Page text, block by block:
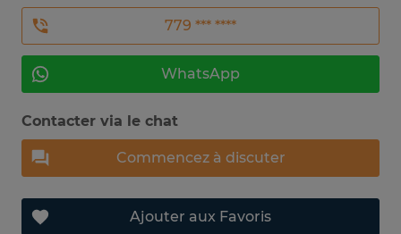
779 *** ****
WhatsApp
Contacter via le chat
Commencez à discuter
Ajouter aux Favoris